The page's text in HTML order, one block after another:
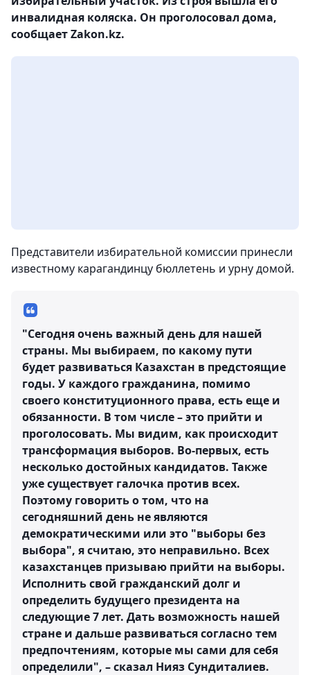
инвалидная коляска. Он проголосовал дома,
сообщает Zakon.kz.
Представители избирательной комиссии принесли
известному карагандинцу бюллетень и урну домой.
"Сегодня очень важный день для нашей
страны. Мы выбираем, по какому пути
будет развиваться Казахстан в предстоящие
годы. У каждого гражданина, помимо
своего конституционного права, есть еще и
обязанности. В том числе – это прийти и
проголосовать. Мы видим, как происходит
трансформация выборов. Во-первых, есть
несколько достойных кандидатов. Также
уже существует галочка против всех.
Поэтому говорить о том, что на
сегодняшний день не являются
демократическими или это "выборы без
выбора", я считаю, это неправильно. Всех
казахстанцев призываю прийти на выборы.
Исполнить свой гражданский долг и
определить будущего президента на
следующие 7 лет. Дать возможность нашей
стране и дальше развиваться согласно тем
предпочтениям, которые мы сами для себя
определили", – сказал Нияз Сундиталиев.